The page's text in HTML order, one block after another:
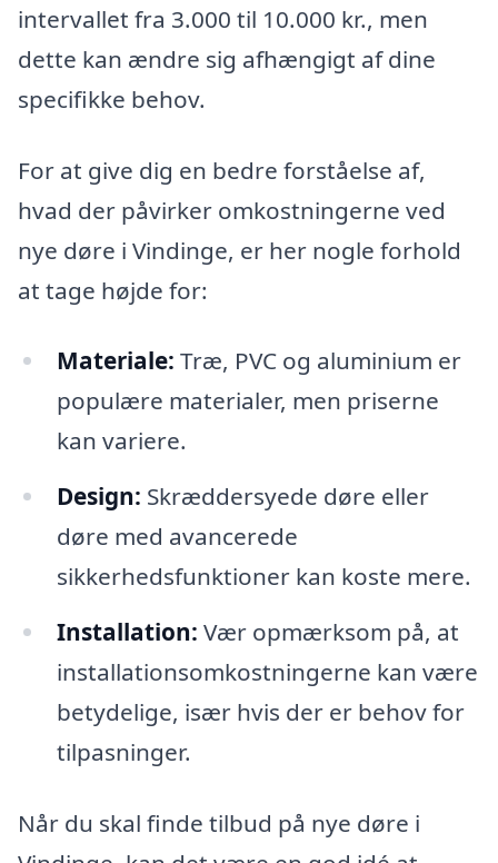
intervallet fra 3.000 til 10.000 kr., men
dette kan ændre sig afhængigt af dine
specifikke behov.
For at give dig en bedre forståelse af,
hvad der påvirker omkostningerne ved
nye døre i Vindinge, er her nogle forhold
at tage højde for:
Materiale: Træ, PVC og aluminium er
populære materialer, men priserne
kan variere.
Design: Skræddersyede døre eller
døre med avancerede
sikkerhedsfunktioner kan koste mere.
Installation: Vær opmærksom på, at
installationsomkostningerne kan være
betydelige, især hvis der er behov for
tilpasninger.
Når du skal finde tilbud på nye døre i